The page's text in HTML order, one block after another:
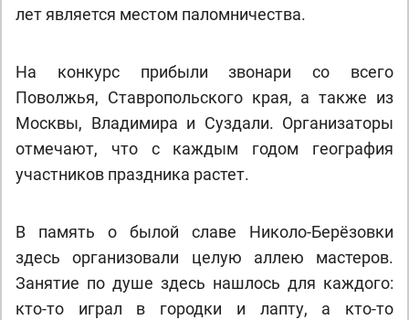
лет является местом паломничества.
На конкурс прибыли звонари со всего
Поволжья, Ставропольского края, а также из
Москвы, Владимира и Суздали. Организаторы
отмечают, что с каждым годом география
участников праздника растет.
В память о былой славе Николо-Берёзовки
здесь организовали целую аллею мастеров.
Занятие по душе здесь нашлось для каждого:
кто-то играл в городки и лапту, а кто-то